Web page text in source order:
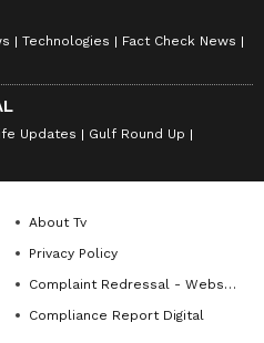
Technologies
Fact Check News
Updates
Gulf Round Up
About Tv
Privacy Policy
Complaint Redressal - Website
Compliance Report Digital